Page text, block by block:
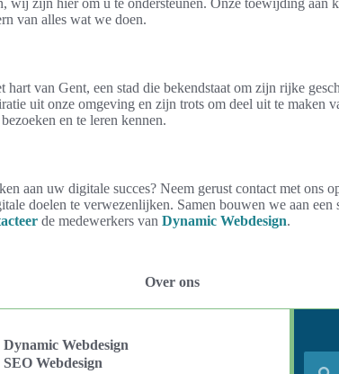
wij zijn hier om u te ondersteunen. Onze toewijding aan
van alles wat we doen.
hart van Gent, een stad die bekendstaat om zijn rijke
uit onze omgeving en zijn trots om deel uit te maken
en te leren kennen.
aan uw digitale succes? Neem gerust contact met ons
doelen te verwezenlijken. Samen bouwen we aan een
de medewerkers van Dynamic Webdesign.
Over ons
Dynamic Webdesign
SEO Webdesign